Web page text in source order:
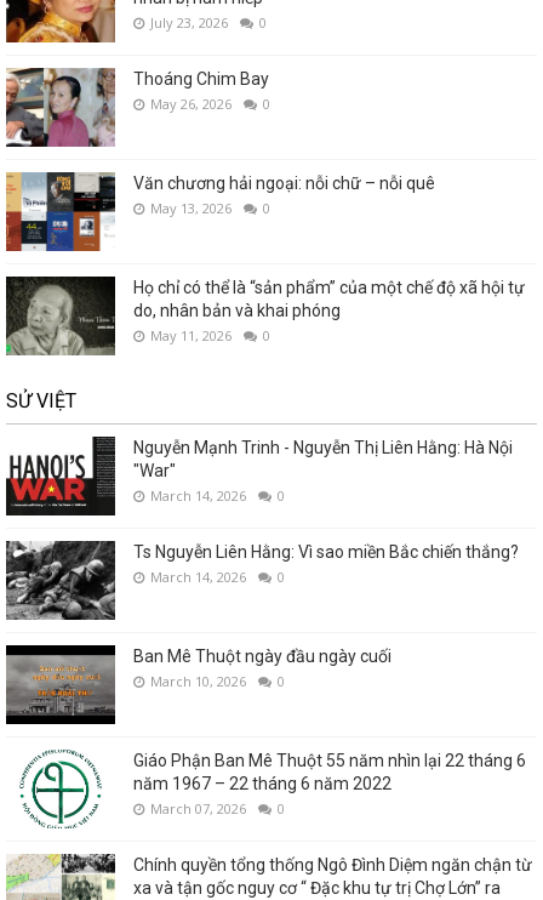
July 23, 2026 0
Thoáng Chim Bay
May 26, 2026 0
Văn chương hải ngoại: nỗi chữ – nỗi quê
May 13, 2026 0
Họ chỉ có thể là “sản phẩm” của một chế độ xã hội tự
do, nhân bản và khai phóng
May 11, 2026 0
SỬ VIỆT
Nguyễn Mạnh Trinh - Nguyễn Thị Liên Hằng: Hà Nội
"War"
March 14, 2026 0
Ts Nguyễn Liên Hằng: Vì sao miền Bắc chiến thắng?
March 14, 2026 0
Ban Mê Thuột ngày đầu ngày cuối
March 10, 2026 0
Giáo Phận Ban Mê Thuột 55 năm nhìn lại 22 tháng 6
năm 1967 – 22 tháng 6 năm 2022
March 07, 2026 0
Chính quyền tổng thống Ngô Đình Diệm ngăn chận từ
xa và tận gốc nguy cơ “ Đặc khu tự trị Chợ Lớn” ra